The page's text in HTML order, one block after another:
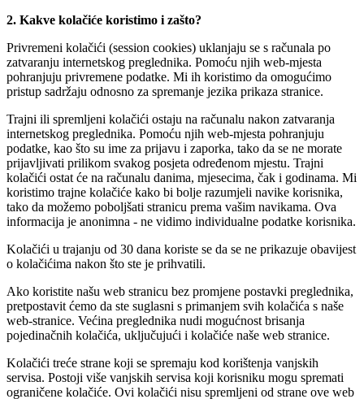
2. Kakve kolačiće koristimo i zašto?
Privremeni kolačići (session cookies) uklanjaju se s računala po
zatvaranju internetskog preglednika. Pomoću njih web-mjesta
pohranjuju privremene podatke. Mi ih koristimo da omogućimo
pristup sadržaju odnosno za spremanje jezika prikaza stranice.
Trajni ili spremljeni kolačići ostaju na računalu nakon zatvaranja
internetskog preglednika. Pomoću njih web-mjesta pohranjuju
podatke, kao što su ime za prijavu i zaporka, tako da se ne morate
prijavljivati prilikom svakog posjeta određenom mjestu. Trajni
kolačići ostat će na računalu danima, mjesecima, čak i godinama. Mi
koristimo trajne kolačiće kako bi bolje razumjeli navike korisnika,
tako da možemo poboljšati stranicu prema vašim navikama. Ova
informacija je anonimna - ne vidimo individualne podatke korisnika.
Kolačići u trajanju od 30 dana koriste se da se ne prikazuje obavijest
o kolačićima nakon što ste je prihvatili.
Ako koristite našu web stranicu bez promjene postavki preglednika,
pretpostavit ćemo da ste suglasni s primanjem svih kolačića s naše
web-stranice. Većina preglednika nudi mogućnost brisanja
pojedinačnih kolačića, uključujući i kolačiće naše web stranice.
Kolačići treće strane koji se spremaju kod korištenja vanjskih
servisa. Postoji više vanjskih servisa koji korisniku mogu spremati
ograničene kolačiće. Ovi kolačići nisu spremljeni od strane ove web